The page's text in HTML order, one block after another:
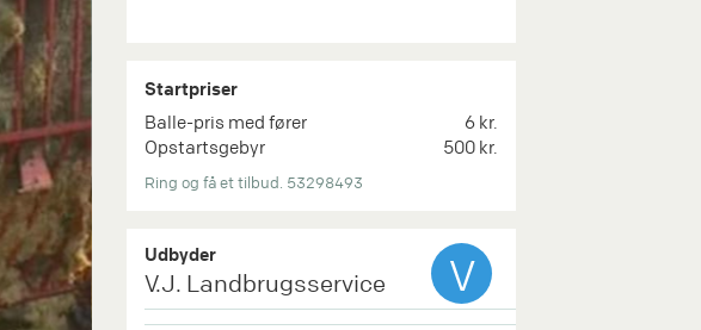
Startpriser
Balle-pris med fører
6 kr.
Opstartsgebyr
500 kr.
Ring og få et tilbud. 53298493
Udbyder
V.J. Landbrugsservice V